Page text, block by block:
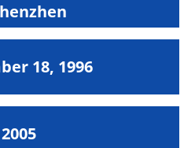
18, 1996
2005